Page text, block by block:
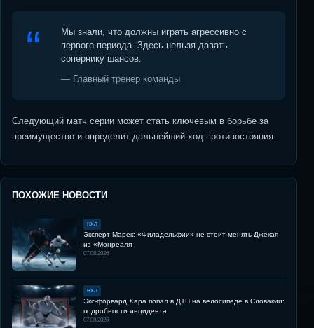
Мы знали, что должны играть агрессивно с
первого периода. Здесь нельзя давать
сопернику шансов.
— Главный тренер команды
Следующий матч серии может стать ключевым в борьбе за
преимущество и определит дальнейший ход противостояния.
ПОХОЖИЕ НОВОСТИ
НХЛ
Эксперт Марек: «Филадельфии» не стоит менять Джекая
из «Монреаля
07.08.2026
НХЛ
Экс-форвард Хара попал в ДТП на велосипеде в Словакии:
подробности инцидента
07.08.2026